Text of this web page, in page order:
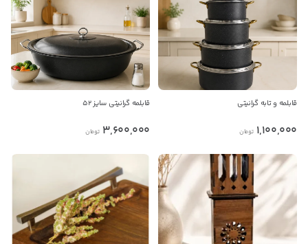
قابلمه و تابه گرانیتی
1,100,000 تومان
قابلمه گرانیتی سایز 52
3,600,000 تومان
کانال تلگرام
پیام در واتس‌اپ
بدیهی است عمدباکس هیچ نوع مسئولیتی در قبال نداشته و
ندارد. پس لطفا قبل از هر گونه معامله، از معتبر بودن
فروشنده مطمئن شوید.